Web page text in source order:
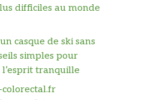
difficiles au monde
casque de ski sans
simples pour
tranquille